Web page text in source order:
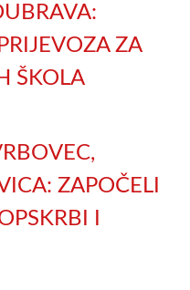
ZA
ŠKOLA
ZAPOČELI
I